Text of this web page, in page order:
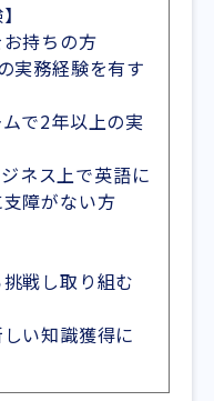
持ちの方
実務経験を有す
で2年以上の実
ネス上で英語に
障がない方
戦し取り組む
い知識獲得に